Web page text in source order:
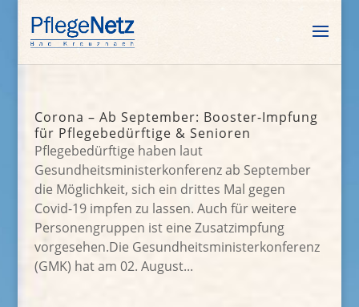
Corona – Ab September: Booster-Impfung
für Pflegebedürftige & Senioren
Pflegebedürftige haben laut
Gesundheitsministerkonferenz ab September
die Möglichkeit, sich ein drittes Mal gegen
Covid-19 impfen zu lassen. Auch für weitere
Personengruppen ist eine Zusatzimpfung
vorgesehen.Die Gesundheitsministerkonferenz
(GMK) hat am 02. August...